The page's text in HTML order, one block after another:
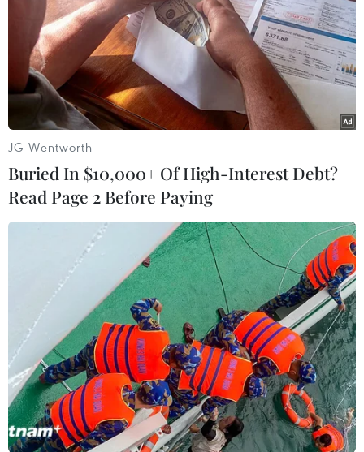
Cận cảnh quá trình rùa biển ghép đôi giao phối gần bờ tại Bãi
Cát Lớn-Hòn Bảy Cạnh, Vườn quốc gia Côn Đảo. (Ảnh: TTXVN
phát)
JG Wentworth
Buried In $10,000+ Of High-Interest Debt?
Read Page 2 Before Paying